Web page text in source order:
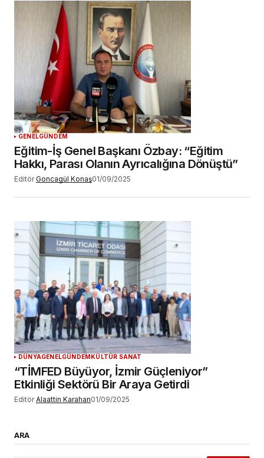
GENELGÜNDEM
Eğitim-İş Genel Başkanı Özbay: “Eğitim
Hakkı, Parası Olanın Ayrıcalığına Dönüştü”
Editör Goncagül Konaş01/09/2025
DÜNYAGENELGÜNDEMKÜLTÜR SANAT
“TİMFED Büyüyor, İzmir Güçleniyor”
Etkinliği Sektörü Bir Araya Getirdi
Editör Alaattin Karahan01/09/2025
ARA